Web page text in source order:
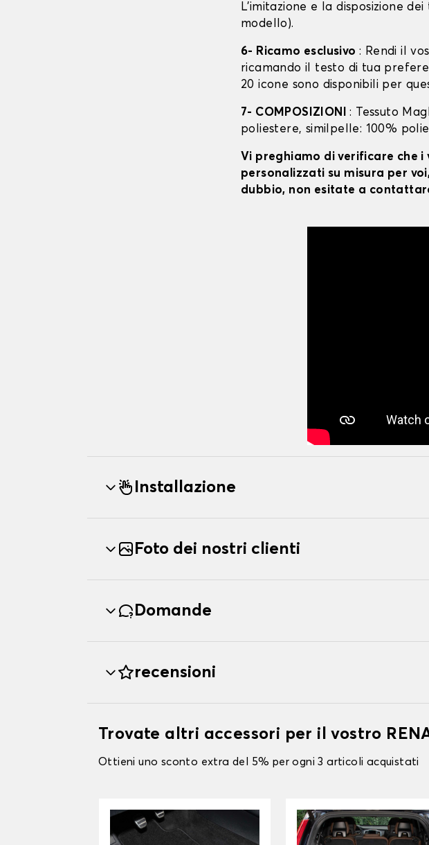
L'imitazione e la disposizione
modello).
6- Ricamo esclusivo : Rendi il
ricamando il testo di tua
20 icone sono disponibili per
7- COMPOSIZIONI: Tessuto
poliestere, similpelle: 100%
Vi preghiamo di verificare che
personalizzati su misura per
dubbio, non esitate a
Installazione
Foto dei nostri clienti
Domande
recensioni
Trovate altri accessori per il vostro
Ottieni uno sconto extra del 5% per ogni 3 articoli acquistati